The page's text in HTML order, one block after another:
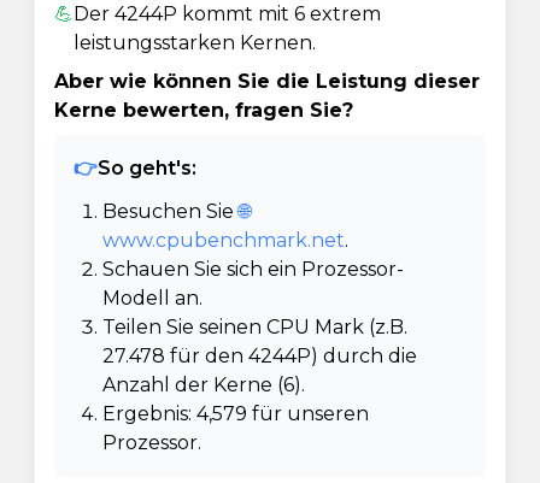
💪Der 4244P kommt mit 6 extrem
leistungsstarken Kernen.
Aber wie können Sie die Leistung dieser
Kerne bewerten, fragen Sie?
👉So geht's:
Besuchen Sie 🌐
www.cpubenchmark.net.
Schauen Sie sich ein Prozessor-
Modell an.
Teilen Sie seinen CPU Mark (z.B.
27.478 für den 4244P) durch die
Anzahl der Kerne (6).
Ergebnis: 4,579 für unseren
Prozessor.